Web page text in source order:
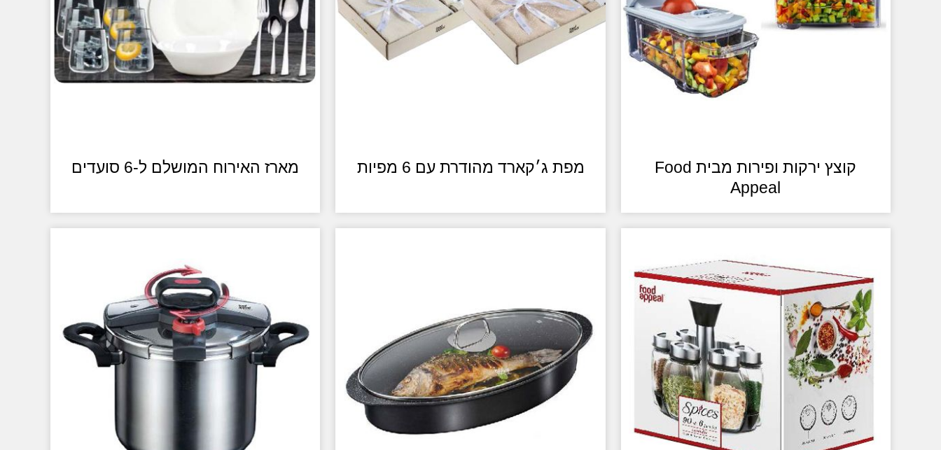
קוצץ ירקות ופירות מבית Food
Appeal
מפת ג׳קארד מהודרת עם 6 מפיות מארז האירוח המושלם ל-6 סועדים